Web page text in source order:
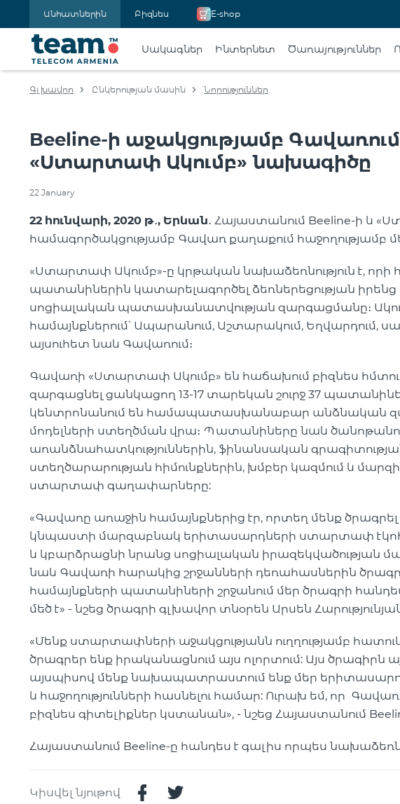
Անհատներին Բիզնես E-shop
Սակագներ Ինտերնետ Ծառայություններ
Գլխավոր Ընկերության մասին Նորություններ
Beeline-ի աջակցությամբ
«Ստարտափ Ակումբ» նախագիծը
22 January
22 հունվարի, 2020 թ․, Երևան․ Հայաստանում Beeline-ի և
համագործակցությամբ Գավառ քաղաքում
«Ստարտափ Ակումբ»-ը կրթական նախաձեռնություն է,
պատանիներին կատարելագործել ձեռներեցության իրենց
սոցիալական պատասխանատվության զարգացմանը։
համայնքներում՝ Ապարանում, Աշտարակում, Եղվարդում,
այսուհետ նաև Գավառում։
Գավառի «Ստարտափ Ակումբ» են հաճախում բիզնես
զարգացնել ցանկացող 13-17 տարեկան շուրջ 37
կենտրոնանում են համապատասխանաբար անձնական
մոդելների ստեղծման վրա։ Պատանիները նաև
առանձնահատկություններին, ֆինանսական
ստեղծարարության հիմունքներին, խմբեր կազմում և
ստարտափ գաղափարները:
«Գավառը առաջին համայնքներից էր, որտեղ մենք
կնպաստի մարզաբնակ երիտասարդների ստարտափ
և կբարձրացնի նրանց սոցիալական իրազեկվածության
նաև Գավառի հարակից շրջանների դեռահասներին
համայնքների պատանիների շրջանում մեր ծրագրի
մեծ է» - նշեց ծրագրի գլխավոր տնօրեն Արսեն
«Մենք ստարտափների աջակցությանն ուղղությամբ
ծրագրեր ենք իրականացնում այս ոլորտում: Այս ծրագիրն
այսպիսով մենք նախապատրաստում ենք մեր երիտասարդ
և հաջողությունների հասնելու համար: Ուրախ եմ, որ
բիզնես գիտելիքներ կստանան», - նշեց Հայաստանում
Հայաստանում Beeline-ը հանդես է գալիս որպես
Կիսվել նյութով